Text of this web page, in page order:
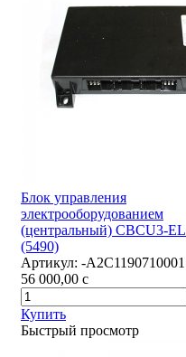
Блок управления
электрооборудованием
(центральный) CBCU3-EL
(5490)
Артикул: -А2С1190710001
56 000,00 c
Купить
Быстрый просмотр